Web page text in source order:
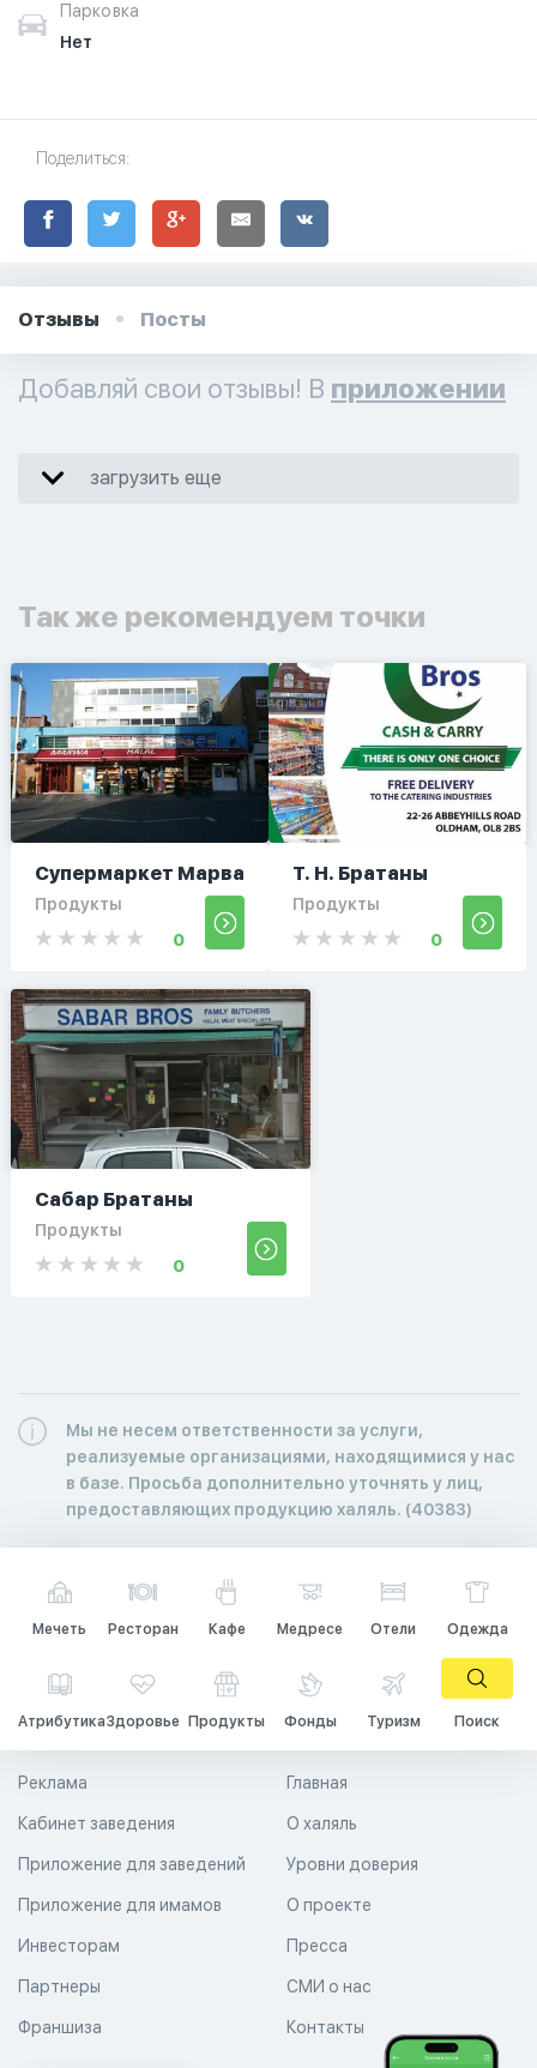
Парковка
Нет
Поделиться:
Отзывы Посты
Добавляй свои отзывы! В приложении
загрузить еще
Так же рекомендуем точки
Супермаркет Марва
Продукты
0
Т. Н. Братаны
Продукты
0
Сабар Братаны
Продукты
0
Мы не несем ответственности за услуги,
реализуемые организациями, находящимися у нас
в базе. Просьба дополнительно уточнять у лиц,
предоставляющих продукцию халяль. (40383)
Мечеть Ресторан Кафе Медресе Отели Одежда
АтрибутикаЗдоровье Продукты Фонды Туризм Поиск
Главная
О халяль
Уровни доверия
Реклама
Кабинет заведения
Приложение для заведений
Приложение для имамов О проекте
Пресса
СМИ о нас
Контакты
Инвесторам
Партнеры
Франшиза